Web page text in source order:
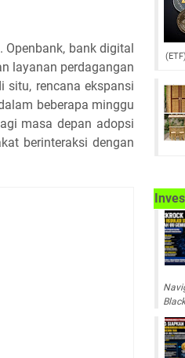
bank digital
layanan perdagangan
situ, rencana ekspansi
beberapa minggu
masa depan adopsi
berinteraksi dengan